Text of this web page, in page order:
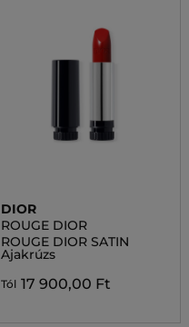
DIOR
ROUGE DIOR
ROUGE DIOR SATIN
Ajakrúzs
Tól 17 900,00 Ft